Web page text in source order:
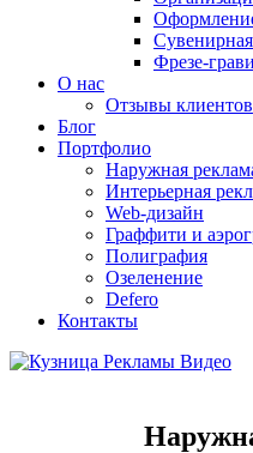
Фрезе-
О нас
Отзывы клиентов
Блог
Портфолио
Наружная
Интерьерная
Web-дизайн
Граффити и
Полиграфия
Озеленение
Defero
Контакты